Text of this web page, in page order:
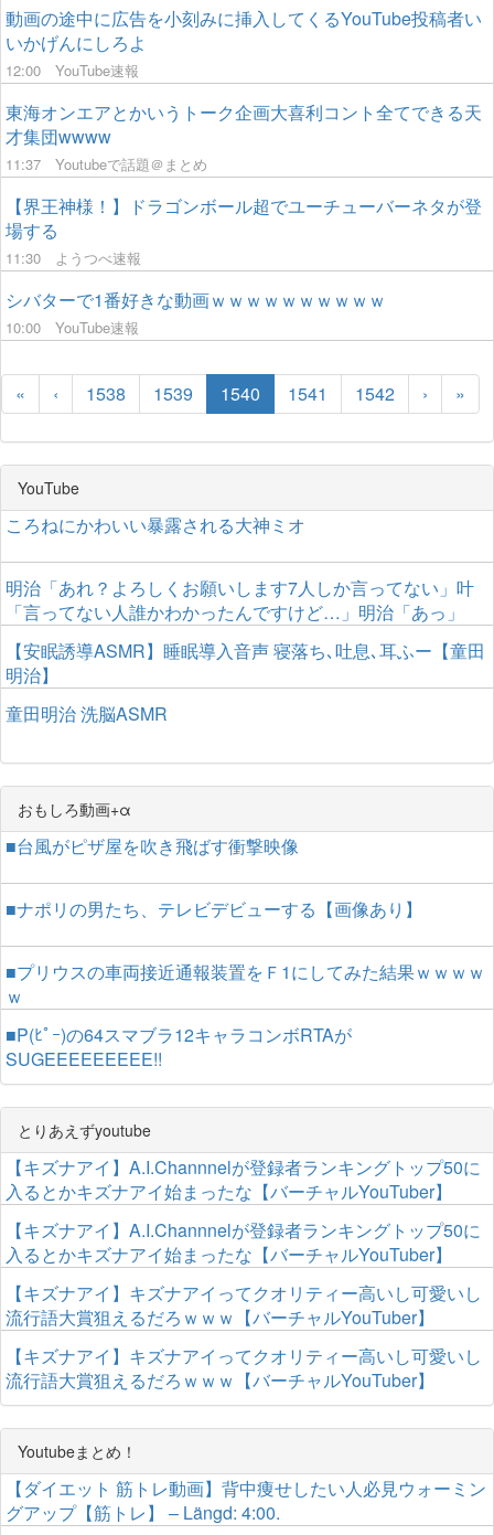
動画の途中に広告を小刻みに挿入してくるYouTube投稿者い
いかげんにしろよ
12:00 YouTube速報
東海オンエアとかいうトーク企画大喜利コント全てできる天
才集団wwww
11:37 Youtubeで話題＠まとめ
【界王神様！】ドラゴンボール超でユーチューバーネタが登
場する
11:30 ようつべ速報
シバターで1番好きな動画ｗｗｗｗｗｗｗｗｗｗ
10:00 YouTube速報
« ‹ 1538 1539 1540 1541 1542 › »
YouTube
ころねにかわいい暴露される大神ミオ
明治「あれ？よろしくお願いします7人しか言ってない」叶
「言ってない人誰かわかったんですけど…」明治「あっ」
【安眠誘導ASMR】睡眠導入音声 寝落ち､吐息､耳ふー【童田
明治】
童田明治 洗脳ASMR
おもしろ動画+α
■台風がピザ屋を吹き飛ばす衝撃映像
■ナポリの男たち、テレビデビューする【画像あり】
■プリウスの車両接近通報装置をＦ1にしてみた結果ｗｗｗｗ
ｗ
■P(ﾋﾟｰ)の64スマブラ12キャラコンボRTAが
SUGEEEEEEEEE!!
とりあえずyoutube
【キズナアイ】A.I.Channnelが登録者ランキングトップ50に
入るとかキズナアイ始まったな【バーチャルYouTuber】
【キズナアイ】A.I.Channnelが登録者ランキングトップ50に
入るとかキズナアイ始まったな【バーチャルYouTuber】
【キズナアイ】キズナアイってクオリティー高いし可愛いし
流行語大賞狙えるだろｗｗｗ【バーチャルYouTuber】
【キズナアイ】キズナアイってクオリティー高いし可愛いし
流行語大賞狙えるだろｗｗｗ【バーチャルYouTuber】
Youtubeまとめ！
【ダイエット 筋トレ動画】背中痩せしたい人必見ウォーミン
グアップ【筋トレ】 – Längd: 4:00.